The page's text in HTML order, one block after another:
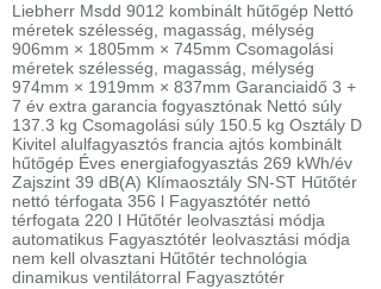
Liebherr Msdd 9012 kombinált hűtőgép Nettó
méretek szélesség, magasság, mélység
906mm × 1805mm × 745mm Csomagolási
méretek szélesség, magasság, mélység
974mm × 1919mm × 837mm Garanciaidő 3 +
7 év extra garancia fogyasztónak Nettó súly
137.3 kg Csomagolási súly 150.5 kg Osztály D
Kivitel alulfagyasztós francia ajtós kombinált
hűtőgép Éves energiafogyasztás 269 kWh/év
Zajszint 39 dB(A) Klímaosztály SN-ST Hűtőtér
nettó térfogata 356 l Fagyasztótér nettó
térfogata 220 l Hűtőtér leolvasztási módja
automatikus Fagyasztótér leolvasztási módja
nem kell olvasztani Hűtőtér technológia
dinamikus ventilátorral Fagyasztótér